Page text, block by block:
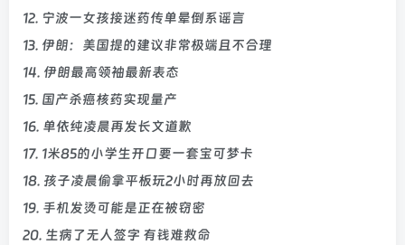
12. 宁波一女孩接迷药传单晕倒系谣言
13. 伊朗：美国提的建议非常极端且不合理
14. 伊朗最高领袖最新表态
15. 国产杀癌核药实现量产
16. 单依纯凌晨再发长文道歉
17. 1米85的小学生开口要一套宝可梦卡
18. 孩子凌晨偷拿平板玩2小时再放回去
19. 手机发烫可能是正在被窃密
20. 生病了无人签字 有钱难救命